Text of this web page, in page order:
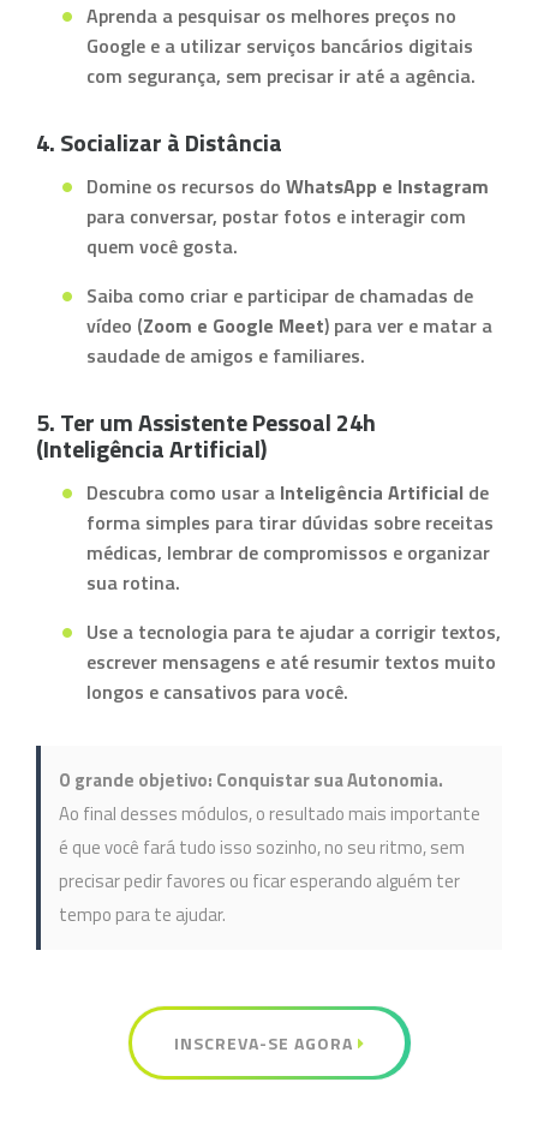
Aprenda a pesquisar os melhores preços no
Google e a utilizar serviços bancários digitais
com segurança, sem precisar ir até a agência.
4. Socializar à Distância
Domine os recursos do WhatsApp e Instagram
para conversar, postar fotos e interagir com
quem você gosta.
Saiba como criar e participar de chamadas de
vídeo (Zoom e Google Meet) para ver e matar a
saudade de amigos e familiares.
5. Ter um Assistente Pessoal 24h
(Inteligência Artificial)
Descubra como usar a Inteligência Artificial de
forma simples para tirar dúvidas sobre receitas
médicas, lembrar de compromissos e organizar
sua rotina.
Use a tecnologia para te ajudar a corrigir textos,
escrever mensagens e até resumir textos muito
longos e cansativos para você.
O grande objetivo: Conquistar sua Autonomia.
Ao final desses módulos, o resultado mais importante
é que você fará tudo isso sozinho, no seu ritmo, sem
precisar pedir favores ou ficar esperando alguém ter
tempo para te ajudar.
INSCREVA-SE AGORA